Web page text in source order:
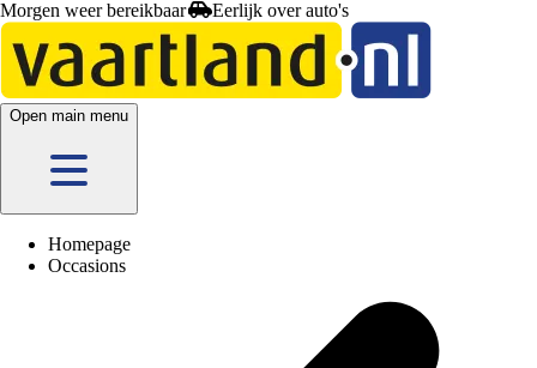
Morgen weer bereikbaar
Open main menu
Homepage
Occasions